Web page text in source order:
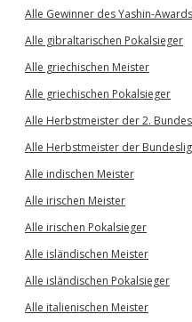
Alle Gewinner des Yashin-Awards
Alle gibraltarischen Pokalsieger
Alle griechischen Meister
Alle griechischen Pokalsieger
Alle Herbstmeister der 2.
Alle Herbstmeister der
Alle indischen Meister
Alle irischen Meister
Alle irischen Pokalsieger
Alle isländischen Meister
Alle isländischen Pokalsieger
Alle italienischen Meister